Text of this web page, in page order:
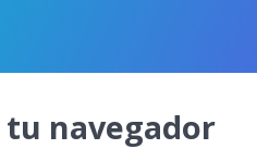
navegador